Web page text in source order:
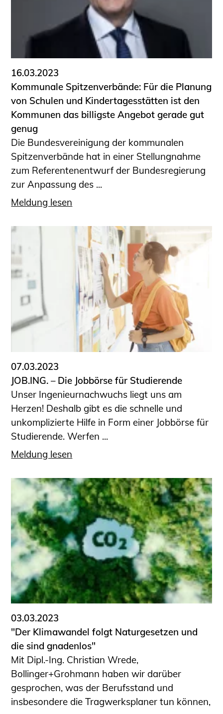
16.03.2023
Kommunale Spitzenverbände: Für die Planung
von Schulen und Kindertagesstätten ist den
Kommunen das billigste Angebot gerade gut
genug
Die Bundesvereinigung der kommunalen
Spitzenverbände hat in einer Stellungnahme
zum Referentenentwurf der Bundesregierung
zur Anpassung des ...
Meldung lesen
07.03.2023
JOB.ING. – Die Jobbörse für Studierende
Unser Ingenieurnachwuchs liegt uns am
Herzen! Deshalb gibt es die schnelle und
unkomplizierte Hilfe in Form einer Jobbörse für
Studierende. Werfen ...
Meldung lesen
03.03.2023
"Der Klimawandel folgt Natur­gesetzen und
die sind gnadenlos"
Mit Dipl.-Ing. Christian Wrede,
Bollinger+Grohmann haben wir darüber
gesprochen, was der Berufsstand und
insbesondere die Tragwerksplaner tun können,